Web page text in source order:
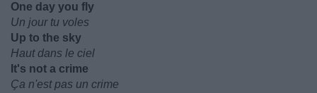
One day you fly
Un jour tu voles
Up to the sky
Haut dans le ciel
It's not a crime
Ça n'est pas un crime